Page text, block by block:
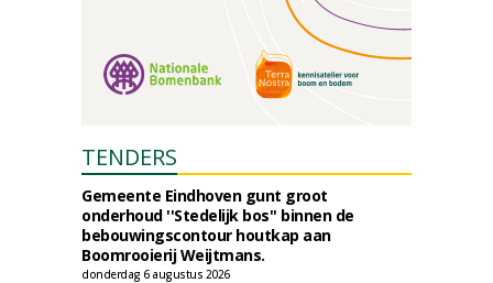
TENDERS
Gemeente Eindhoven gunt groot
onderhoud ''Stedelijk bos'' binnen de
bebouwingscontour houtkap aan
Boomrooierij Weijtmans.
donderdag 6 augustus 2026